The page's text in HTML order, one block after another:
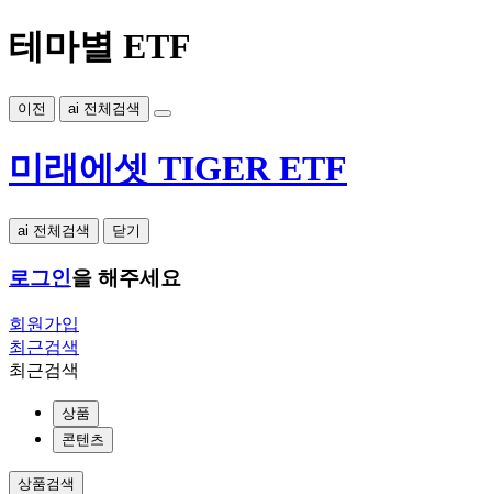
테마별 ETF
이전 ai 전체검색
미래에셋 TIGER ETF
ai 전체검색 닫기
로그인을 해주세요
회원가입
최근검색
최근검색
상품
콘텐츠
상품검색